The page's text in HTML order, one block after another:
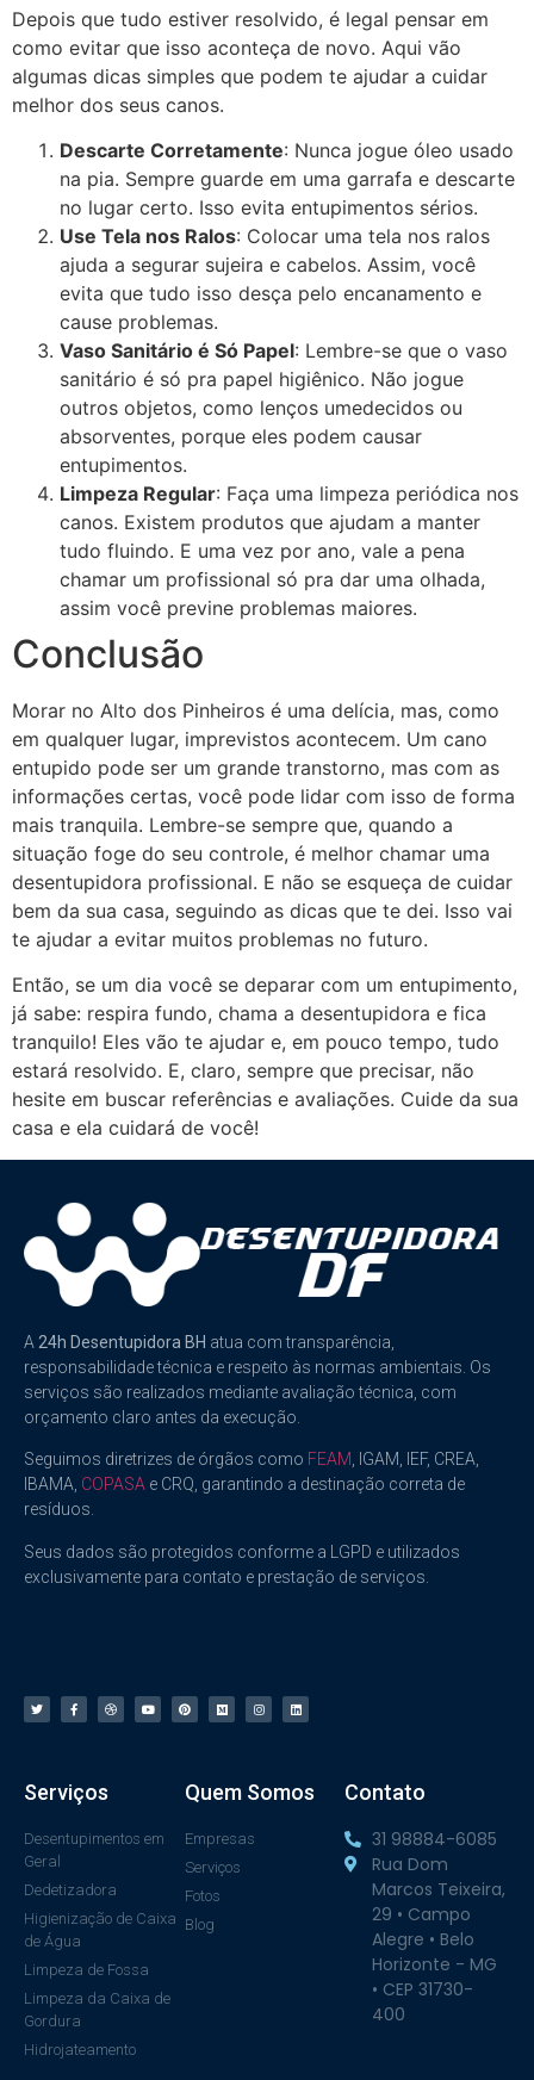
Depois que tudo estiver resolvido, é legal pensar em
como evitar que isso aconteça de novo. Aqui vão
algumas dicas simples que podem te ajudar a cuidar
melhor dos seus canos.
Descarte Corretamente: Nunca jogue óleo usado
na pia. Sempre guarde em uma garrafa e descarte
no lugar certo. Isso evita entupimentos sérios.
Use Tela nos Ralos: Colocar uma tela nos ralos
ajuda a segurar sujeira e cabelos. Assim, você
evita que tudo isso desça pelo encanamento e
cause problemas.
Vaso Sanitário é Só Papel: Lembre-se que o vaso
sanitário é só pra papel higiênico. Não jogue
outros objetos, como lenços umedecidos ou
absorventes, porque eles podem causar
entupimentos.
Limpeza Regular: Faça uma limpeza periódica nos
canos. Existem produtos que ajudam a manter
tudo fluindo. E uma vez por ano, vale a pena
chamar um profissional só pra dar uma olhada,
assim você previne problemas maiores.
Conclusão
Morar no Alto dos Pinheiros é uma delícia, mas, como
em qualquer lugar, imprevistos acontecem. Um cano
entupido pode ser um grande transtorno, mas com as
informações certas, você pode lidar com isso de forma
mais tranquila. Lembre-se sempre que, quando a
situação foge do seu controle, é melhor chamar uma
desentupidora profissional. E não se esqueça de cuidar
bem da sua casa, seguindo as dicas que te dei. Isso vai
te ajudar a evitar muitos problemas no futuro.
Então, se um dia você se deparar com um entupimento,
já sabe: respira fundo, chama a desentupidora e fica
tranquilo! Eles vão te ajudar e, em pouco tempo, tudo
estará resolvido. E, claro, sempre que precisar, não
hesite em buscar referências e avaliações. Cuide da sua
casa e ela cuidará de você!
A 24h Desentupidora BH atua com transparência,
responsabilidade técnica e respeito às normas ambientais. Os
serviços são realizados mediante avaliação técnica, com
orçamento claro antes da execução.
Seguimos diretrizes de órgãos como FEAM, IGAM, IEF, CREA,
IBAMA, COPASA e CRQ, garantindo a destinação correta de
resíduos.
Seus dados são protegidos conforme a LGPD e utilizados
exclusivamente para contato e prestação de serviços.
Serviços
Desentupimentos em
Geral
Dedetizadora
Higienização de Caixa
de Água
Limpeza de Fossa
Limpeza da Caixa de
Gordura
Hidrojateamento
Quem Somos
Empresas
Serviços
Fotos
Blog
Contato
31 98884-6085
Rua Dom
Marcos Teixeira,
29 • Campo
Alegre • Belo
Horizonte - MG
• CEP 31730-
400